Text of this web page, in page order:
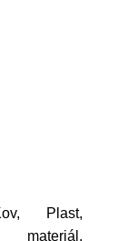
Plast,
materiál,